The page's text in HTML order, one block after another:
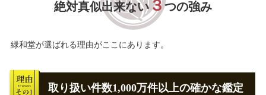
絶対真似出来ない ３つの強み
緑和堂が選ばれる理由がここにあります。
取り扱い件数1,000万件以上の確かな鑑定